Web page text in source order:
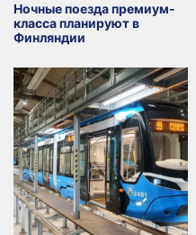
Ночные поезда премиум-
класса планируют в
Финляндии